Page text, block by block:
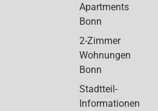
Apartments
Bonn
2-Zimmer
Wohnungen
Bonn
Stadtteil-
Informationen